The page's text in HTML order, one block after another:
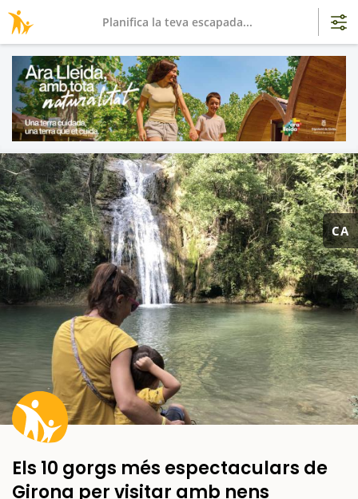
CA
Els 10 gorgs més espectaculars de
Girona per visitar amb nens
Planifica la teva escapada...